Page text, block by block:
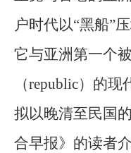
户时代以“黑船”
它与亚洲第一个
（republic）的
拟以晚清至民国
合早报》的读者